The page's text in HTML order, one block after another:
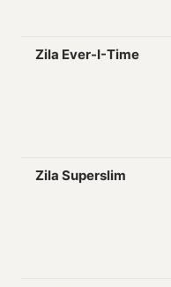
Zila Ever-I-Time
Zila Superslim